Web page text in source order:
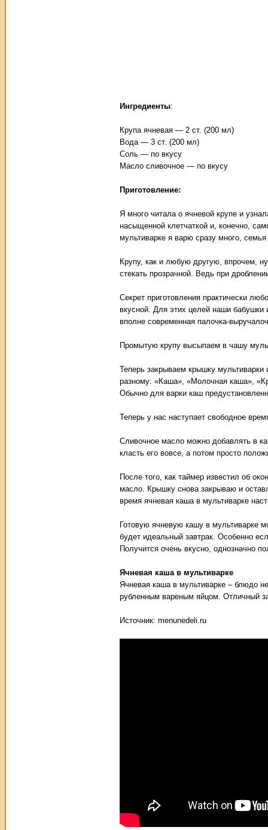
Ингредиенты:
Крупа ячневая — 2 ст. (200 мл)
Вода — 3 ст. (200 мл)
Соль — по вкусу
Масло сливочное — по вкусу
Приготовление:
Я много читала о ячневой крупе и
насыщенной клетчаткой и, конечно,
мультиварке я варю сразу много,
Крупу, как и любую другую, впрочем,
стекать прозрачной. Ведь при
Секрет приготовления практически
вкусной. Для этих целей наши бабушки
вполне современная палочка-
Промытую крупу высыпаем в чашу
Теперь закрываем крышку
разному: «Каша», «Молочная каша»,
Обычно для варки каш
Теперь у нас наступает свободное
Сливочное масло можно добавлять в
класть его вовсе, а потом просто
После того, как таймер известил об
масло. Крышку снова закрываю и
время ячневая каша в мультиварке
Готовую ячневую кашу в мультиварке
будет идеальный завтрак. Особенно
Получится очень вкусно, однозначно
Ячневая каша в мультиварке
Ячневая каша в мультиварке – блюдо
рубленным вареным яйцом. Отличный
Источник: menunedeli.ru